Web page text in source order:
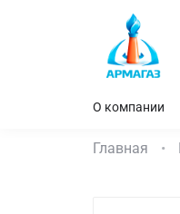
О компании
Главная